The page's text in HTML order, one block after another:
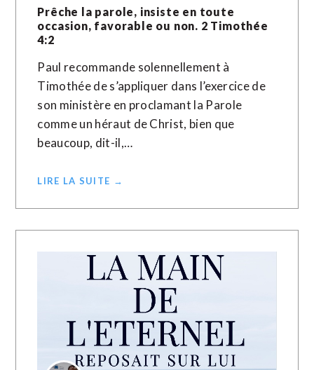
Prêche la parole, insiste en toute
occasion, favorable ou non. 2 Timothée
4:2
Paul recommande solennellement à
Timothée de s’appliquer dans l’exercice de
son ministère en proclamant la Parole
comme un héraut de Christ, bien que
beaucoup, dit-il,…
LIRE LA SUITE →